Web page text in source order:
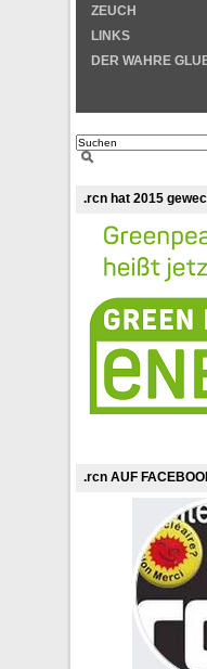
ZEUCH
LINKS
DER WAHRE
.rcn hat 2015
.rcn AUF